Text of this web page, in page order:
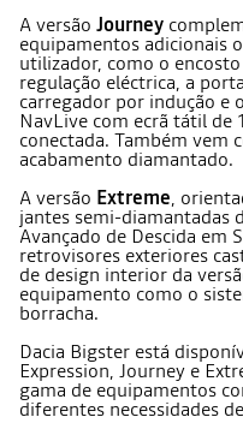
A versão Journey
equipamentos adicionais
utilizador, como o
regulação eléctrica, a
carregador por indução e
NavLive com ecrã tátil de
conectada. Também vem
acabamento diamantado.
A versão Extreme,
jantes semi-diamantadas
Avançado de Descida em
retrovisores exteriores
de design interior da
equipamento como o
borracha.
Dacia Bigster está
Expression, Journey e
gama de equipamentos
diferentes necessidades